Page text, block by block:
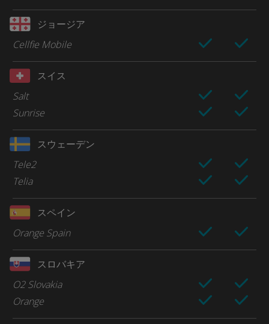
ジョージア
Cellfie Mobile
スイス
Salt
Sunrise
スウェーデン
Tele2
Telia
スペイン
Orange Spain
スロバキア
O2 Slovakia
Orange